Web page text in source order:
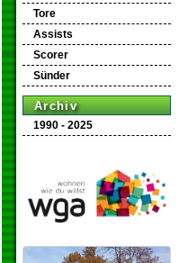
Tore
Assists
Scorer
Sünder
Archiv
1990 - 2025